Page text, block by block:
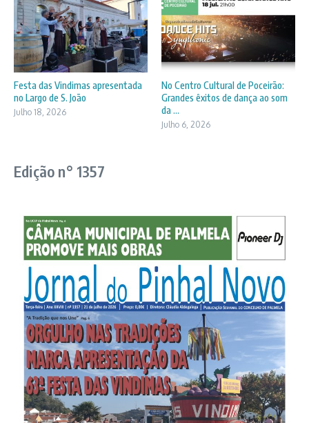
Festa das Vindimas apresentada
no Largo de S. João
Julho 18, 2026
No Centro Cultural de Poceirão:
Grandes êxitos de dança ao som
da ...
Julho 6, 2026
Edição n° 1357